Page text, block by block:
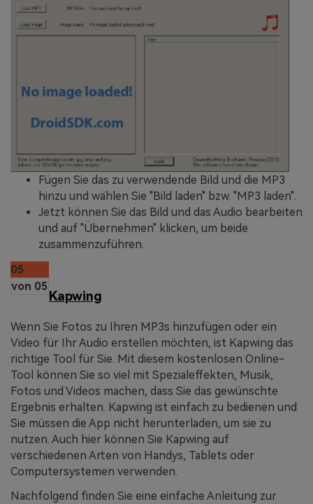
Fügen Sie das zu verwendende Bild und die MP3
hinzu und wählen Sie "Bild laden" bzw. "MP3 laden".
Jetzt können Sie das Bild und das Audio bearbeiten
und auf "Übernehmen" klicken, um beide
zusammenzuführen.
05
von 05
Kapwing
Wenn Sie Fotos zu Ihren MP3s hinzufügen oder ein
Video für Ihr Audio erstellen möchten, ist Kapwing das
richtige Tool für Sie. Mit diesem kostenlosen Online-
Tool können Sie so viel mit Spezialeffekten, Musik,
Fotos und Videos machen, dass Sie das gewünschte
Ergebnis erhalten. Kapwing ist einfach zu bedienen und
Sie müssen die App nicht herunterladen, um sie zu
nutzen. Auch hier können Sie Kapwing auf
verschiedenen Arten von Handys, Tablets oder
Computersystemen verwenden.
Nachfolgend finden Sie eine einfache Anleitung zur